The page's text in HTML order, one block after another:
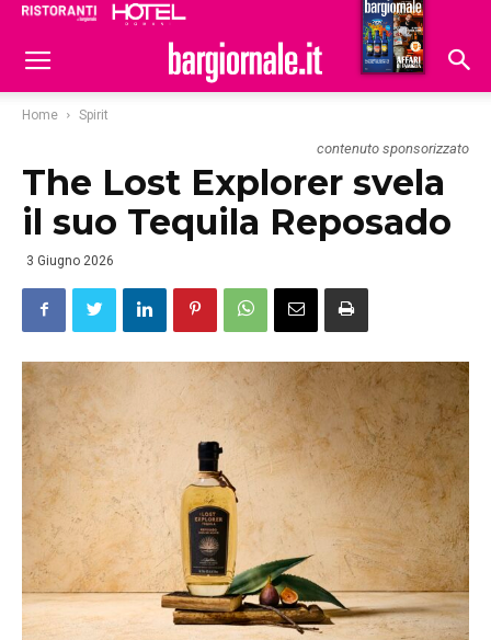
Hoteldomani
Home Spirit
contenuto sponsorizzato
The Lost Explorer svela
il suo Tequila Reposado
3 Giugno 2026